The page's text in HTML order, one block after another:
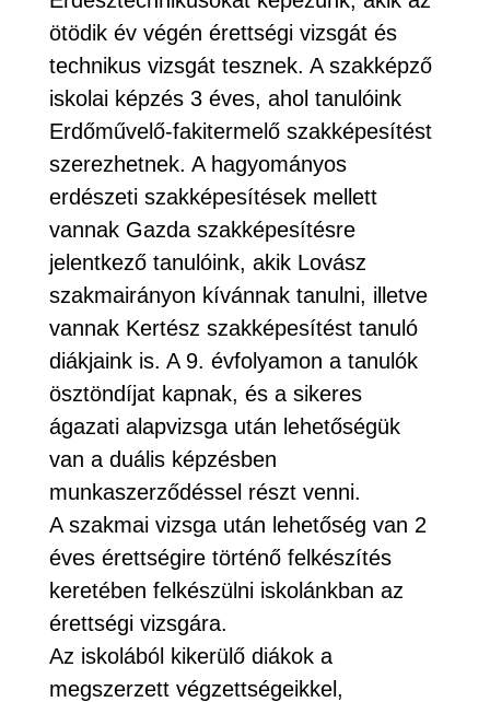
ötödik év végén érettségi vizsgát és
technikus vizsgát tesznek. A szakképző
iskolai képzés 3 éves, ahol tanulóink
Erdőművelő-fakitermelő szakképesítést
szerezhetnek. A hagyományos
erdészeti szakképesítések mellett
vannak Gazda szakképesítésre
jelentkező tanulóink, akik Lovász
szakmairányon kívánnak tanulni, illetve
vannak Kertész szakképesítést tanuló
diákjaink is. A 9. évfolyamon a tanulók
ösztöndíjat kapnak, és a sikeres
ágazati alapvizsga után lehetőségük
van a duális képzésben
munkaszerződéssel részt venni.
A szakmai vizsga után lehetőség van 2
éves érettségire történő felkészítés
keretében felkészülni iskolánkban az
érettségi vizsgára.
Az iskolából kikerülő diákok a
megszerzett végzettségeikkel,